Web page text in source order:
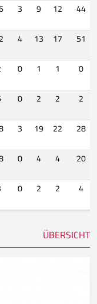
3 9 12
44
4 13 17
51
0 1 1
0
0 2 2
2
3 19 22
28
0 4 4
20
0 2 2 4
ÜBERSICHT